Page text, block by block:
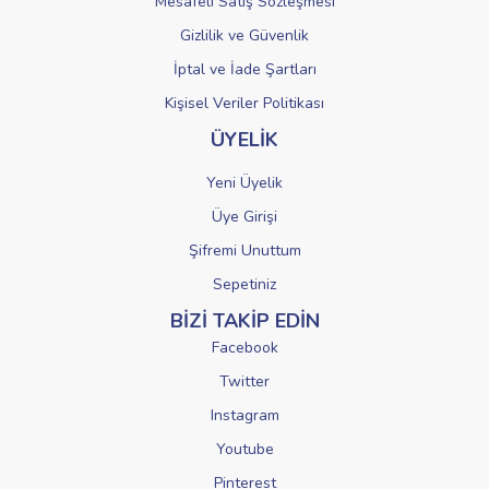
Gizlilik ve Güvenlik
İptal ve İade Şartları
Kişisel Veriler Politikası
ÜYELİK
Yeni Üyelik
Üye Girişi
Şifremi Unuttum
Sepetiniz
BİZİ TAKİP EDİN
Facebook
Twitter
Instagram
Youtube
Pinterest